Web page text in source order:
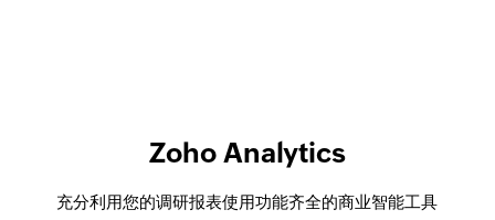
Zoho Analytics
充分利用您的调研报表使用功能齐全的商业智能工具